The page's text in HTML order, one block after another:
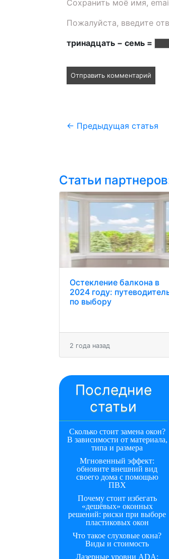
Сохранить моё имя,
Пожалуйста, введите
тринадцать − семь =
← Предыдущая статья
Статьи
Остекление балкона в
2024 году:
по выбору
2 года назад
Последние
статьи
Сколько стоит замена окон?
В зависимости от материала,
типа и размера
Мгновенный эффект:
обновите внешний вид
своего дома с помощью
ПВХ
Почему стоит избегать
«дешёвых» оконных
решений: риски при выборе
пластиковых окон
Что такое слуховые окна?
Виды и стоимость
Лазерные уровни ADA: